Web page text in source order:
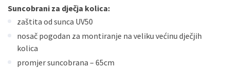
Suncobrani za dječja kolica:
zaštita od sunca UV50
nosač pogodan za montiranje na veliku većinu dječjih
kolica
promjer suncobrana – 65cm